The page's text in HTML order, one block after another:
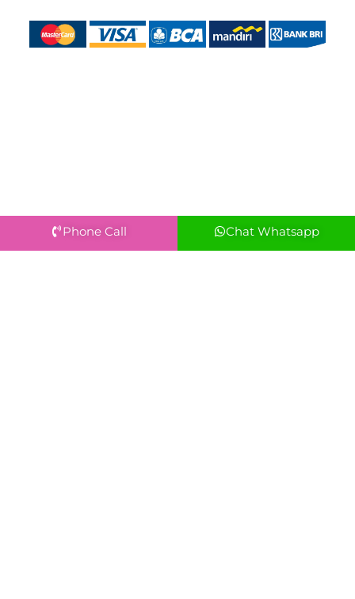
Phone Call Chat Whatsapp